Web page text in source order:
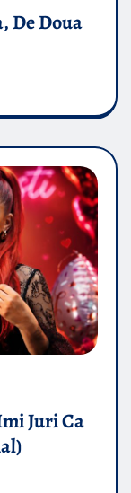
De Doua
Juri Ca